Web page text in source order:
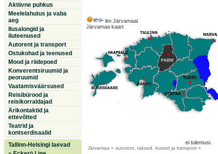
Aktiivne puhkus
Meelelahutus ja vaba
aeg
Ilusalongid ja
iluteenused
Autorent ja transport
Ostukohad ja teenused
Mood ja riidepoed
Konverentsiruumid ja
peoruumid
Vaatamisväärsused
Reisibürood ja
reisikorraldajad
Ärikontaktid ja
ettevõtted
Teatrid ja
kontserdisaalid
Tallinn-Helsingi laevad
ilm Järvamaal
Järvamaa kaart
ei tulemusi.
Järvamaa » autorent, taksod, bussid ja transport »